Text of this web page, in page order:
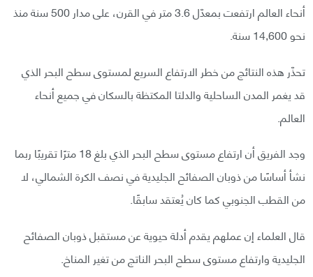
أنحاء العالم ارتفعت بمعدّل 3.6 متر في القرن، على مدار 500 سنة منذ
نحو 14,600 سنة.
تحذّر هذه النتائج من خطر الارتفاع السريع لمستوى سطح البحر الذي
قد يغمر المدن الساحلية والدلتا المكتظة بالسكان في جميع أنحاء
العالم.
وجد الفريق أن ارتفاع مستوى سطح البحر الذي بلغ 18 مترًا تقريبًا ربما
نشأ أساسًا من ذوبان الصفائح الجليدية في نصف الكرة الشمالي، لا
من القطب الجنوبي كما كان يُعتقد سابقًا.
قال العلماء إن عملهم يقدم أدلة حيوية عن مستقبل ذوبان الصفائح
الجليدية وارتفاع مستوى سطح البحر الناتج من تغير المناخ.